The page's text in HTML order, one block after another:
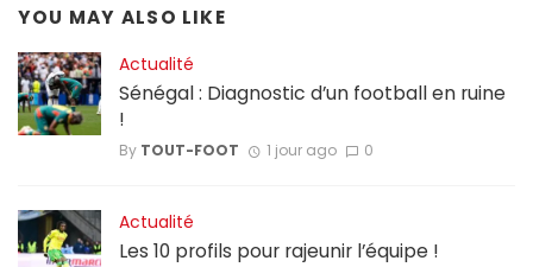
YOU MAY ALSO LIKE
Actualité
Sénégal : Diagnostic d’un football en ruine
!
By TOUT-FOOT 1 jour ago 0
Actualité
Les 10 profils pour rajeunir l’équipe !